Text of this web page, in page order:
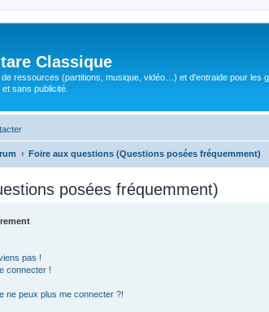
Classique
de ressources (partitions, musique, vidéo…) et d'entraide pour les
sans publicité.
Foire aux questions (Questions posées fréquemment)
posées fréquemment)
pas !
connecter !
ne peux plus me connecter ?!